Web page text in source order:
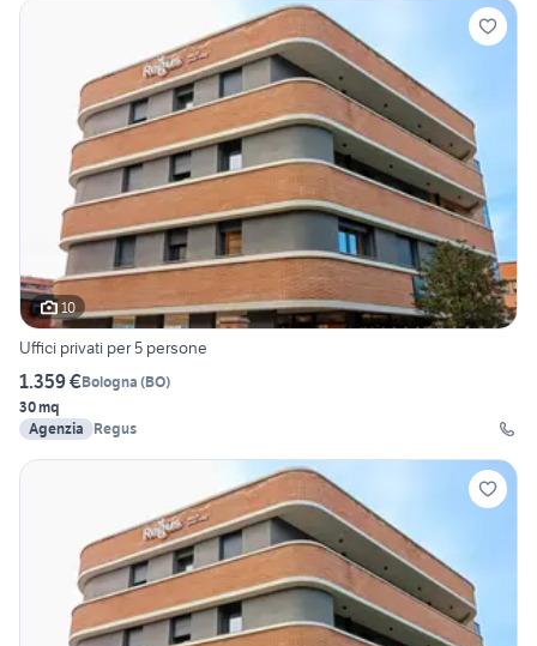
10
Uffici privati per 5 persone
1.359 €Bologna (BO)
30 mq
Agenzia
Regus